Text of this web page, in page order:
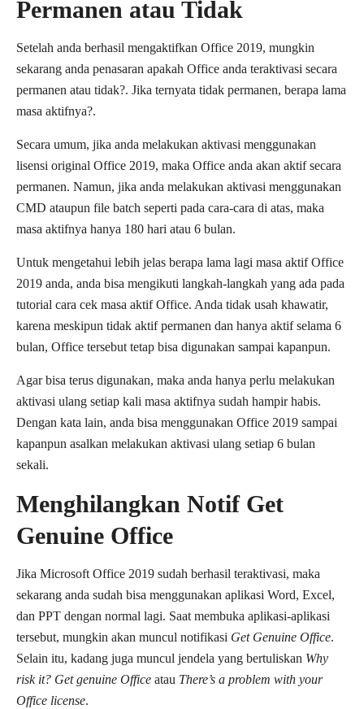
Permanen atau Tidak
Setelah anda berhasil mengaktifkan Office 2019, mungkin
sekarang anda penasaran apakah Office anda teraktivasi secara
permanen atau tidak?. Jika ternyata tidak permanen, berapa lama
masa aktifnya?.
Secara umum, jika anda melakukan aktivasi menggunakan
lisensi original Office 2019, maka Office anda akan aktif secara
permanen. Namun, jika anda melakukan aktivasi menggunakan
CMD ataupun file batch seperti pada cara-cara di atas, maka
masa aktifnya hanya 180 hari atau 6 bulan.
Untuk mengetahui lebih jelas berapa lama lagi masa aktif Office
2019 anda, anda bisa mengikuti langkah-langkah yang ada pada
tutorial cara cek masa aktif Office. Anda tidak usah khawatir,
karena meskipun tidak aktif permanen dan hanya aktif selama 6
bulan, Office tersebut tetap bisa digunakan sampai kapanpun.
Agar bisa terus digunakan, maka anda hanya perlu melakukan
aktivasi ulang setiap kali masa aktifnya sudah hampir habis.
Dengan kata lain, anda bisa menggunakan Office 2019 sampai
kapanpun asalkan melakukan aktivasi ulang setiap 6 bulan
sekali.
Menghilangkan Notif Get
Genuine Office
Jika Microsoft Office 2019 sudah berhasil teraktivasi, maka
sekarang anda sudah bisa menggunakan aplikasi Word, Excel,
dan PPT dengan normal lagi. Saat membuka aplikasi-aplikasi
tersebut, mungkin akan muncul notifikasi Get Genuine Office.
Selain itu, kadang juga muncul jendela yang bertuliskan Why
risk it? Get genuine Office atau There’s a problem with your
Office license.